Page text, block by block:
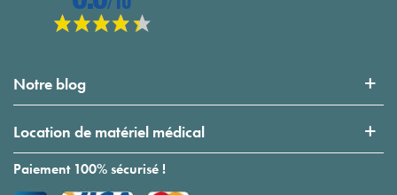
Notre blog
Location de matériel médical
Paiement 100% sécurisé !